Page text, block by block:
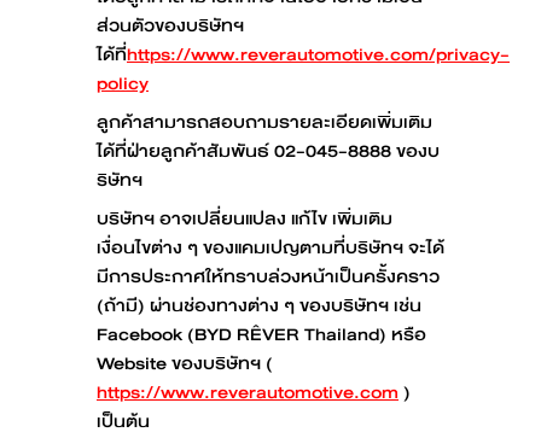
ส่วนตัวของบริษัทฯ
ได้ที่https://www.reverautomotive.com/privacy-
policy
ลูกค้าสามารถสอบถามรายละเอียดเพิ่มเติม
ได้ที่ฝ่ายลูกค้าสัมพันธ์ 02-045-8888 ของบ
ริษัทฯ
บริษัทฯ อาจเปลี่ยนแปลง แก้ไข เพิ่มเติม
เงื่อนไขต่าง ๆ ของแคมเปญตามที่บริษัทฯ จะได้
มีการประกาศให้ทราบล่วงหน้าเป็นครั้งคราว
(ถ้ามี) ผ่านช่องทางต่าง ๆ ของบริษัทฯ เช่น
Facebook (BYD RÊVER Thailand) หรือ
Website ของบริษัทฯ (
https://www.reverautomotive.com)
เป็นต้น